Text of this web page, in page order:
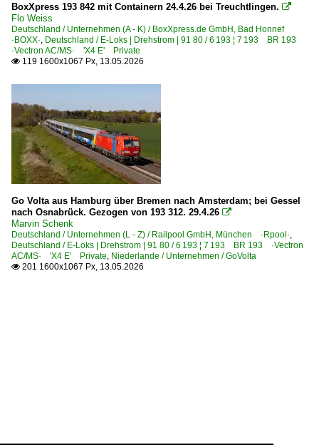
BoxXpress 193 842 mit Containern 24.4.26 bei Treuchtlingen. 
Flo Weiss
Deutschland / Unternehmen (A - K) / BoxXpress.de GmbH, Bad Honnef
·BOXX·, Deutschland / E-Loks | Drehstrom | 91 80 / 6 193 ¦ 7 193 BR 193
·Vectron AC/MS· 'X4 E' Private
 119 1600x1067 Px, 13.05.2026
Go Volta aus Hamburg über Bremen nach Amsterdam; bei Gessel
nach Osnabrück. Gezogen von 193 312. 29.4.26 
Marvin Schenk
Deutschland / Unternehmen (L - Z) / Railpool GmbH, München ·Rpool·,
Deutschland / E-Loks | Drehstrom | 91 80 / 6 193 ¦ 7 193 BR 193 ·Vectron
AC/MS· 'X4 E' Private, Niederlande / Unternehmen / GoVolta
 201 1600x1067 Px, 13.05.2026